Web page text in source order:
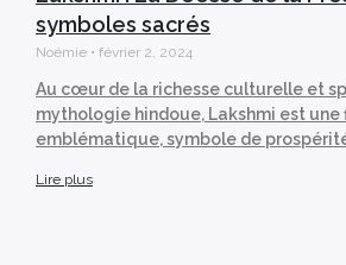
symboles sacrés
Noémie février 2, 2024
Au cœur de la richesse culturelle et
mythologie hindoue, Lakshmi est une
emblématique, symbole de
Lire plus